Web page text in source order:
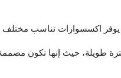
يوفر اكسسوارات تناسب مختلف
طويلة، حيث إنها تكون